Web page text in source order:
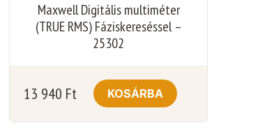
Maxwell Digitális multiméter
(TRUE RMS) Fáziskereséssel –
25302
13 940 Ft KOSÁRBA